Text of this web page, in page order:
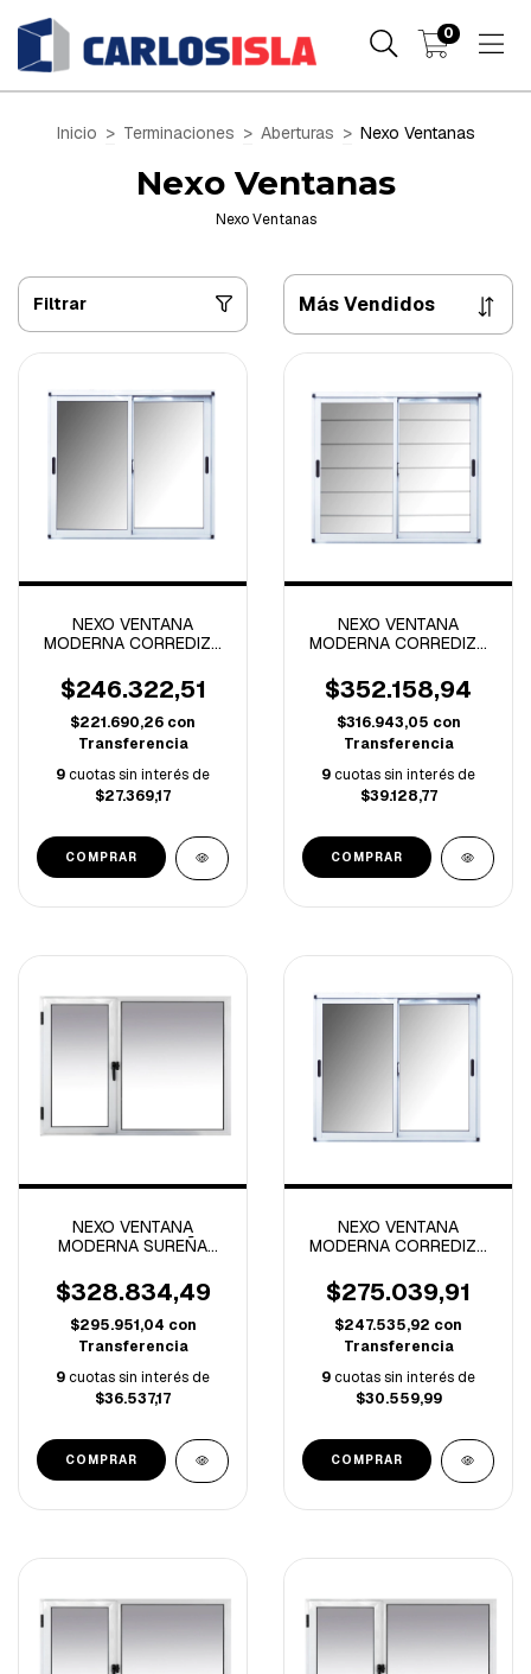
0
Inicio > Terminaciones > Aberturas > Nexo Ventanas
Nexo Ventanas
Nexo Ventanas
Filtrar
NEXO VENTANA
MODERNA CORREDIZA
1.20x1.10 MTS
$246.322,51
$221.690,26 con
Transferencia
9cuotas sin interés de
$27.369,17
NEXO VENTANA
MODERNA CORREDIZA
1.20x1.10 MTS CON
REJA
$352.158,94
$316.943,05 con
Transferencia
9cuotas sin interés de
$39.128,77
NEXO VENTANA
MODERNA SUREÑA
APERTURA DERECHA
$328.834,49
$295.951,04 con
Transferencia
9cuotas sin interés de
$36.537,17
NEXO VENTANA
MODERNA CORREDIZA
1.50x1.10 MTS
$275.039,91
$247.535,92 con
Transferencia
9cuotas sin interés de
$30.559,99